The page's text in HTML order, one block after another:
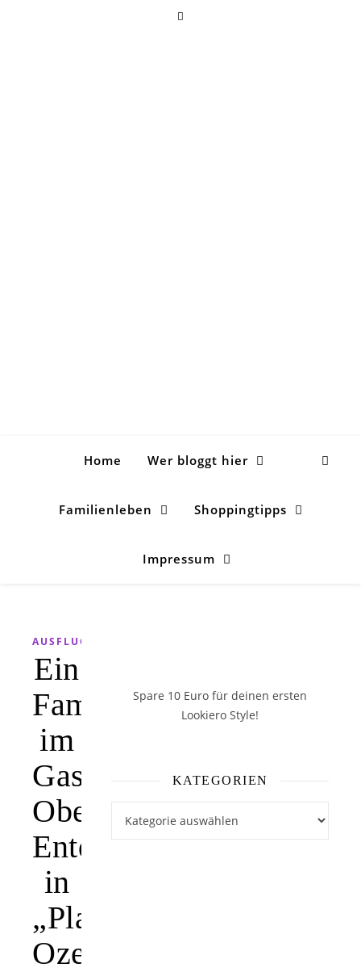
Home Wer bloggt hier
Familienleben Shoppingtipps
Impressum
AUSFLUGSZIELE
Ein
Familienabenteuer
im
Gasometer
Oberhausen:
Entdeckungstour
in
„Planet
Ozean“
Spare 10 Euro für deinen ersten
Lookiero Style!
KATEGORIEN